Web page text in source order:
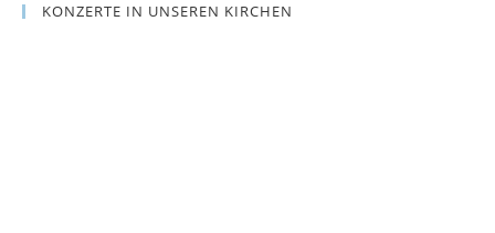
KONZERTE IN UNSEREN KIRCHEN